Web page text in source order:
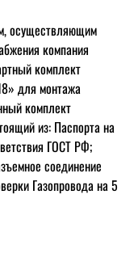
осуществляющим
компания
комплект
для монтажа
комплект
из: Паспорта на
ГОСТ РФ;
соединение
Газопровода на 5